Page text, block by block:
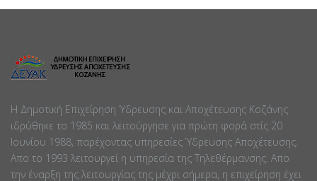
Η Δημοτική Επιχείρηση Ύδρευσης και Αποχέτευσης Κοζάνης
ιδρύθηκε το 1985 και λειτούργησε για πρώτη φορά στίς 20
Ιουνίου 1988, παρέχοντας υπηρεσίες Ύδρευσης Αποχέτευσης.
Απο το 1993 λειτουργεί η υπηρεσία της Τηλεθέρμανσης. Απο
την έναρξη της λειτουργίας της μέχρι σήμερα, η επιχείρηση έχει